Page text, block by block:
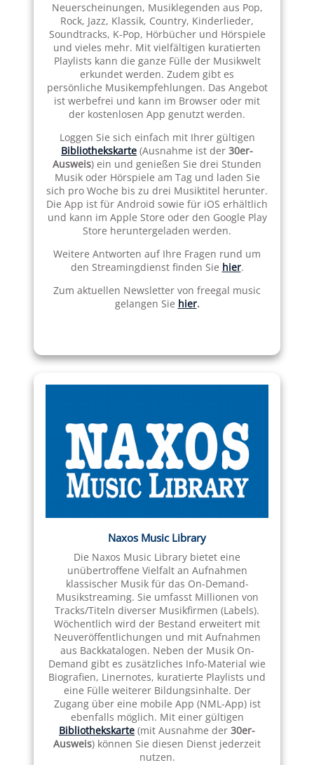
Neuerscheinungen, Musiklegenden aus Pop,
Rock, Jazz, Klassik, Country, Kinderlieder,
Soundtracks, K-Pop, Hörbücher und Hörspiele
und vieles mehr. Mit vielfältigen kuratierten
Playlists kann die ganze Fülle der Musikwelt
erkundet werden. Zudem gibt es
persönliche Musikempfehlungen. Das Angebot
ist werbefrei und kann im Browser oder mit
der kostenlosen App genutzt werden.
Loggen Sie sich einfach mit Ihrer gültigen
Bibliothekskarte (Ausnahme ist der 30er-
Ausweis) ein und genießen Sie drei Stunden
Musik oder Hörspiele am Tag und laden Sie
sich pro Woche bis zu drei Musiktitel herunter.
Die App ist für Android sowie für iOS erhältlich
und kann im Apple Store oder den Google Play
Store heruntergeladen werden.
Weitere Antworten auf Ihre Fragen rund um
den Streamingdienst finden Sie hier.
Zum aktuellen Newsletter von freegal music
gelangen Sie hier.
Naxos Music Library
Die Naxos Music Library bietet eine
unübertroffene Vielfalt an Aufnahmen
klassischer Musik für das On-Demand-
Musikstreaming. Sie umfasst Millionen von
Tracks/Titeln diverser Musikfirmen (Labels).
Wöchentlich wird der Bestand erweitert mit
Neuveröffentlichungen und mit Aufnahmen
aus Backkatalogen. Neben der Musik On-
Demand gibt es zusätzliches Info-Material wie
Biografien, Linernotes, kuratierte Playlists und
eine Fülle weiterer Bildungsinhalte. Der
Zugang über eine mobile App (NML-App) ist
ebenfalls möglich. Mit einer gültigen
Bibliothekskarte (mit Ausnahme der 30er-
Ausweis) können Sie diesen Dienst jederzeit
nutzen.